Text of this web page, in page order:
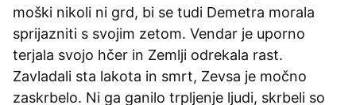
moški nikoli ni grd, bi se tudi Demetra morala
sprijazniti s svojim zetom. Vendar je uporno
terjala svojo hčer in Zemlji odrekala rast.
Zavladali sta lakota in smrt, Zevsa je močno
zaskrbelo. Ni ga ganilo trpljenje ljudi, skrbeli so